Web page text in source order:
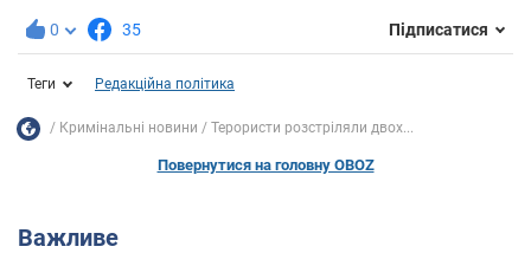
0 35 Підписатися
Теги Редакційна політика
Кримінальні новини Терористи розстріляли двох...
Повернутися на головну OBOZ
Важливе